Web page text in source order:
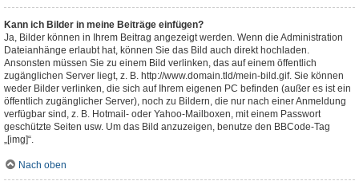
Kann ich Bilder in meine Beiträge einfügen?
Ja, Bilder können in Ihrem Beitrag angezeigt werden. Wenn die Administration
Dateianhänge erlaubt hat, können Sie das Bild auch direkt hochladen.
Ansonsten müssen Sie zu einem Bild verlinken, das auf einem öffentlich
zugänglichen Server liegt, z. B. http://www.domain.tld/mein-bild.gif. Sie können
weder Bilder verlinken, die sich auf Ihrem eigenen PC befinden (außer es ist ein
öffentlich zugänglicher Server), noch zu Bildern, die nur nach einer Anmeldung
verfügbar sind, z. B. Hotmail- oder Yahoo-Mailboxen, mit einem Passwort
geschützte Seiten usw. Um das Bild anzuzeigen, benutze den BBCode-Tag
„[img]“.
Nach oben